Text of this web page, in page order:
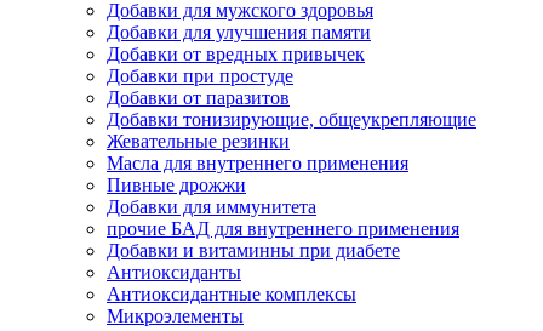
Добавки для мужского здоровья
Добавки для улучшения памяти
Добавки от вредных привычек
Добавки при простуде
Добавки от паразитов
Добавки тонизирующие, общеукрепляющие
Жевательные резинки
Масла для внутреннего применения
Пивные дрожжи
Добавки для иммунитета
прочие БАД для внутреннего применения
Добавки и витаминны при диабете
Антиоксиданты
Антиоксидантные комплексы
Микроэлементы